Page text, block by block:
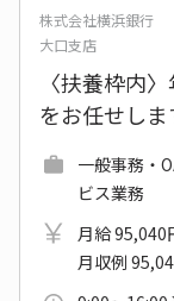
株式会社横浜銀行
大口支店
〈扶養枠内
をお任せしま
一般事務・
ビス業務
月給 95,040
月収例